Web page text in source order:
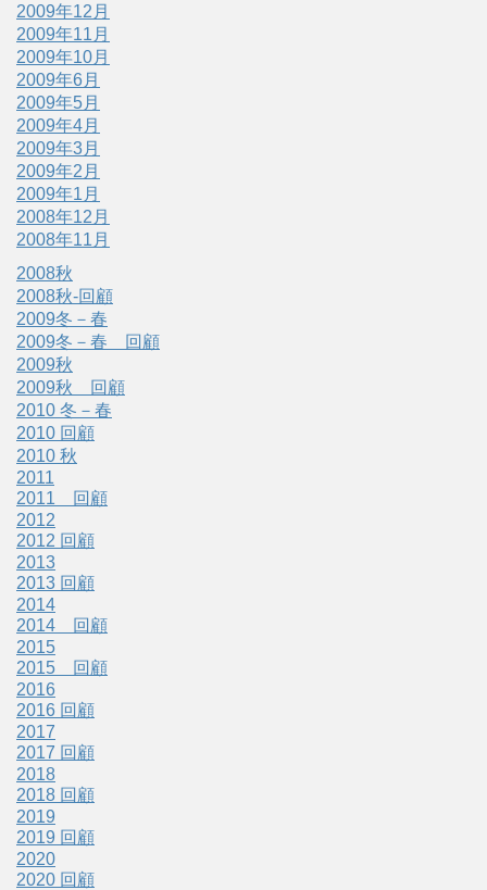
2009年12月
2009年11月
2009年10月
2009年6月
2009年5月
2009年4月
2009年3月
2009年2月
2009年1月
2008年12月
2008年11月
2008秋
2008秋-回顧
2009冬－春
2009冬－春 回顧
2009秋
2009秋 回顧
2010 冬－春
2010 回顧
2010 秋
2011
2011 回顧
2012
2012 回顧
2013
2013 回顧
2014
2014 回顧
2015
2015 回顧
2016
2016 回顧
2017
2017 回顧
2018
2018 回顧
2019
2019 回顧
2020
2020 回顧